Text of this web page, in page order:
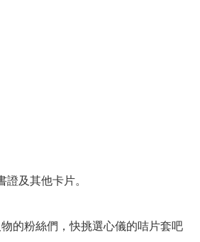
及其他卡片。
的粉絲們，快挑選心儀的咭片套吧